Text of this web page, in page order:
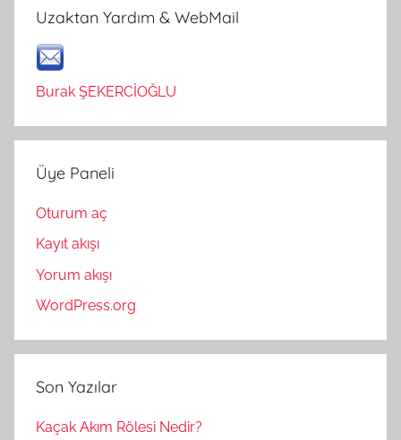
Uzaktan Yardım & WebMail
Burak ŞEKERCİOĞLU
Üye Paneli
Oturum aç
Kayıt akışı
Yorum akışı
WordPress.org
Son Yazılar
Kaçak Akım Rölesi Nedir?